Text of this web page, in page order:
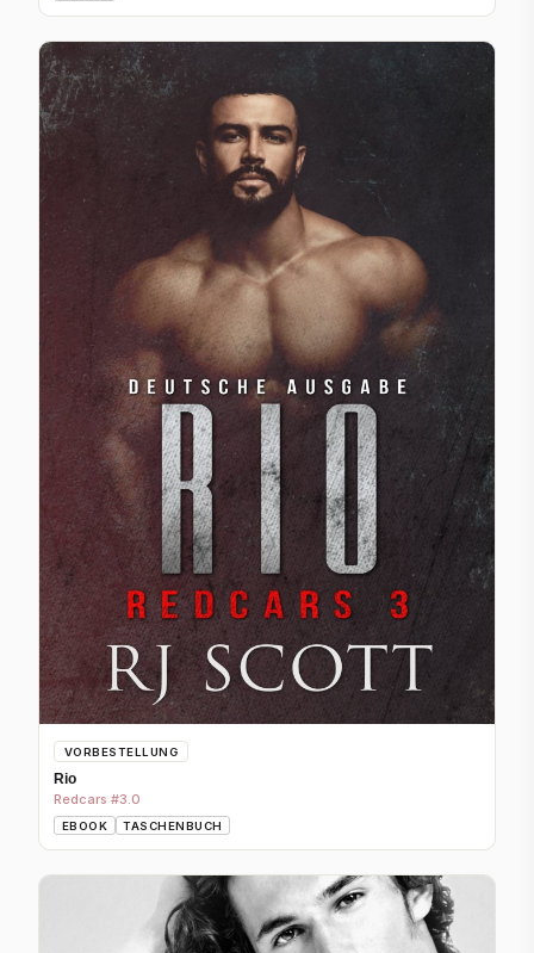
VORBESTELLUNG
Rio
Redcars #3.0
EBOOK TASCHENBUCH